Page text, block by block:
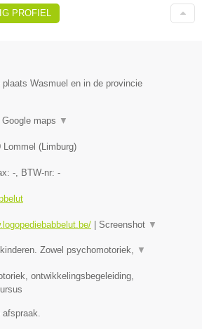
PROFIEL
Wasmuel en in de provincie
Google maps ▼
Lommel ( Limburg)
- , BTW-nr: -
Screenshot ▼
Zowel psychomotoriek, ▼
ontwikkelingsbegeleiding,